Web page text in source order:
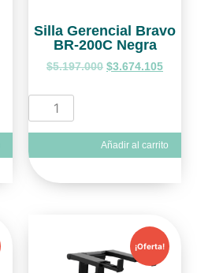
Silla Gerencial Bravo
BR-200C Negra
$5.197.000 $3.674.105
Añadir al carrito
¡Oferta!